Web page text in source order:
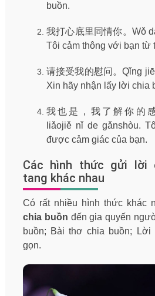
buồn.
我打心底里同情你。Wǒ
Tôi cảm thông với bạn từ
请接受我的慰问。Qǐng
Xin hãy nhận lấy lời chia
我也是，我了解你的
liǎojiě nǐ de gǎnshòu.
được cảm giác của bạn.
Các hình thức gửi lời
tang khác nhau
Có rất nhiều hình thức khác
chia buồn đến gia quyến
buồn; Bài thơ chia buồn; Lời
gọn.